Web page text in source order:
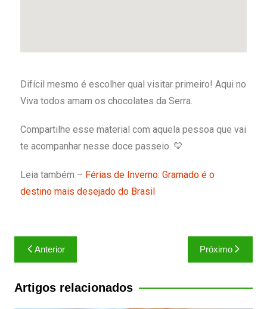
Difícil mesmo é escolher qual visitar primeiro! Aqui no
Viva todos amam os chocolates da Serra.
Compartilhe esse material com aquela pessoa que vai
te acompanhar nesse doce passeio. 💛
Leia também – Férias de Inverno: Gramado é o
destino mais desejado do Brasil
Anterior Próximo
Artigos relacionados